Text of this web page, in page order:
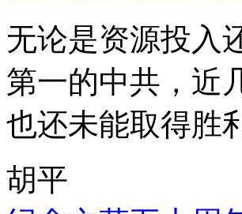
无论是资源投入
第一的中共，近
也还未能取得胜
胡平